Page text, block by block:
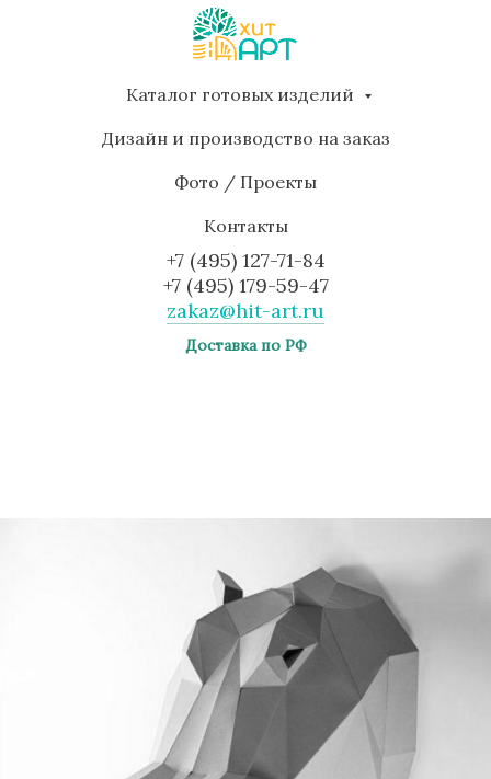
Каталог готовых изделий
Дизайн и производство на заказ
Фото / Проекты
Контакты
+7 (495) 127-71-84
+7 (495) 179-59-47
zakaz@hit-art.ru
Доставка по РФ